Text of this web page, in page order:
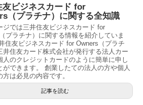
友ビジネスカード for
（プラチナ）に関する全知識
ジでは三井住友ビジネスカード for
プラチナ）に関する情報を紹介していま
住友ビジネスカード for Owners（プラチ
井住友カード株式会社が発行する法人カー
人のクレジットカードのように簡単に申し
ができます。 創業したての法人の方や個人
方は必見の内容です。
記事を読む